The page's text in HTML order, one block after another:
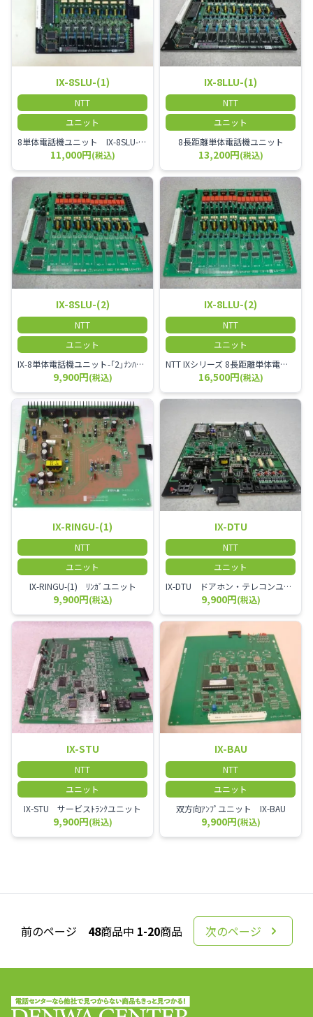
IX-8SLU-(1)
NTT
ユニット
8単体電話機ユニット IX-8SLU-(1)
11,000円(税込)
IX-8LLU-(1)
NTT
ユニット
8長距離単体電話機ユニット
13,200円(税込)
IX-8SLU-(2)
NTT
ユニット
IX-8単体電話機ユニット-｢2｣ﾅﾝﾊﾞｰﾃﾞｨｽﾌﾟﾚｲ表示) IX-8SLU-(2)
9,900円(税込)
IX-8LLU-(2)
NTT
ユニット
NTT IXシリーズ 8長距離単体電話機ユニット-｢2｣
16,500円(税込)
IX-RINGU-(1)
NTT
ユニット
IX-RINGU-(1) ﾘﾝｶﾞユニット
9,900円(税込)
IX-DTU
NTT
ユニット
IX-DTU ドアホン・テレコンユニット
9,900円(税込)
IX-STU
NTT
ユニット
IX-STU サービスﾄﾗﾝｸユニット
9,900円(税込)
IX-BAU
NTT
ユニット
双方向ｱﾝﾌﾟユニット IX-BAU
9,900円(税込)
前のページ 48商品中 1-20商品 次のページ